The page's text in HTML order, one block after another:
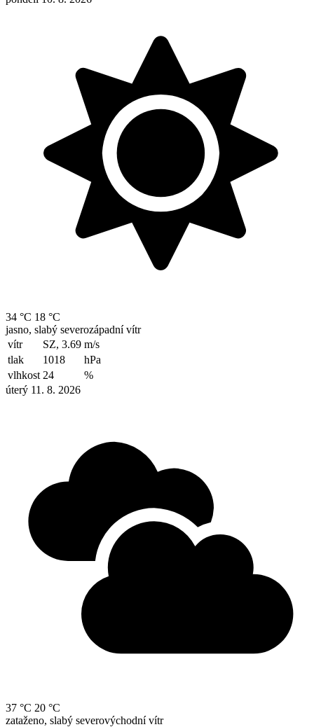
34 °C 18 °C
jasno, slabý severozápadní vítr
vítr
SZ, 3.69 m/s
tlak
1018
hPa
vlhkost 24
%
úterý 11. 8. 2026
37 °C 20 °C
zataženo, slabý severovýchodní vítr